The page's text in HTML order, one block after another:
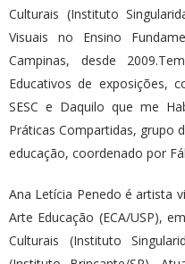
Culturais (Instituto
Visuais no Ensino
Campinas, desde
Educativos de exposições,
SESC e Daquilo que me
Práticas Compartidas, grupo
educação, coordenado por
Ana Letícia Penedo é artista
Arte Educação (ECA/USP),
Culturais (Instituto